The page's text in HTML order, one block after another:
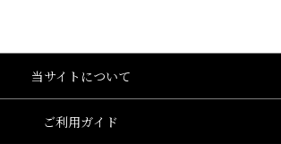
当サイトについて
ご利用ガイド